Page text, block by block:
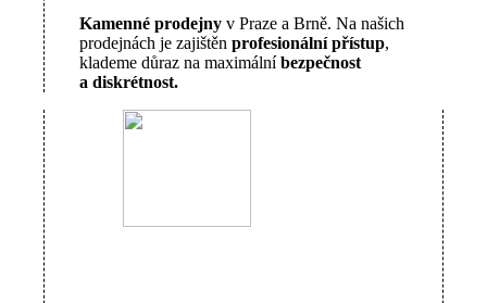
Kamenné prodejny v Praze a Brně. Na našich
prodejnách je zajištěn profesionální přístup,
klademe důraz na maximálníbezpečnost
a diskrétnost.